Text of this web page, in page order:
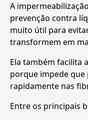
A
prevenção contra
muito útil para
transformem em
Ela também facilita
porque impede
rapidamente nas
Entre os principais